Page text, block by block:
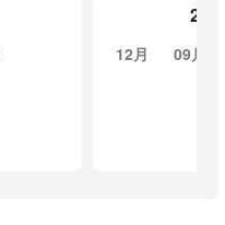
2023
12月 09月